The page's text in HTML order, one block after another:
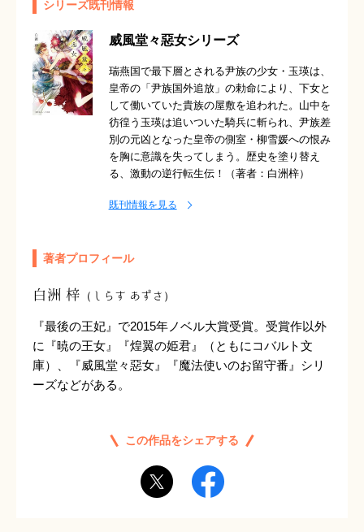
シリーズ既刊情報
威風堂々惡女シリーズ
瑞燕国で最下層とされる尹族の少女・玉瑛は、
皇帝の「尹族国外追放」の勅命により、下女と
して働いていた貴族の屋敷を追われた。山中を
彷徨う玉瑛は追いついた騎兵に斬られ、尹族差
別の元凶となった皇帝の側室・柳雪媛への恨み
を胸に意識を失ってしまう。歴史を塗り替え
る、激動の逆行転生伝！（著者：白洲梓）
既刊情報を見る
著者プロフィール
白洲 梓 （しらす あずさ）
『最後の王妃』で2015年ノベル大賞受賞。受賞作以外
に『暁の王女』『煌翼の姫君』（ともにコバルト文
庫）、『威風堂々惡女』『魔法使いのお留守番』シリ
ーズなどがある。
この作品をシェアする